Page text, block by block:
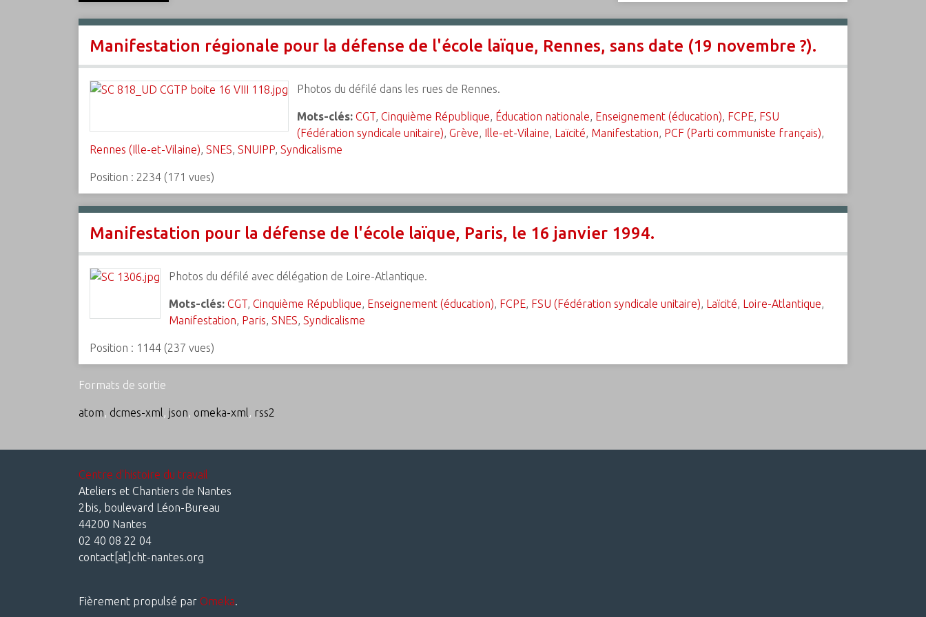
Manifestation régionale pour la défense de l'école laïque, Rennes, sans date (19 novembre ?).
Photos du défilé dans les rues de Rennes.
Mots-clés: CGT, Cinquième République, Éducation nationale, Enseignement (éducation), FCPE, FSU
(Fédération syndicale unitaire), Grève, Ille-et-Vilaine, Laïcité, Manifestation, PCF (Parti communiste français),
Rennes (Ille-et-Vilaine), SNES, SNUIPP, Syndicalisme
Position : 2234(171 vues)
Manifestation pour la défense de l'école laïque, Paris, le 16 janvier 1994.
Photos du défilé avec délégation de Loire-Atlantique.
Mots-clés: CGT, Cinquième République, Enseignement (éducation), FCPE, FSU (Fédération syndicale unitaire), Laïcité, Loire-Atlantique,
Manifestation, Paris, SNES, Syndicalisme
Position : 1144(237 vues)
Formats de sortie
atom, dcmes-xml, json, omeka-xml, rss2
Centre d'histoire du travail
Ateliers et Chantiers de Nantes
2bis, boulevard Léon-Bureau
44200 Nantes
02 40 08 22 04
contact[at]cht-nantes.org
Fièrement propulsé par Omeka.